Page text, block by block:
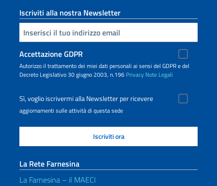
Iscriviti alla nostra Newsletter
Inserisci la tua email
Accettazione GDPR
Autorizzo il trattamento dei miei dati personali ai sensi del GDPR e del
Decreto Legislativo 30 giugno 2003, n.196 Privacy Note Legali
Sì, voglio iscrivermi alla Newsletter per ricevere
aggiornamenti sulle attività di questa sede
La Rete Farnesina
La Farnesina – il MAECI